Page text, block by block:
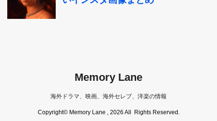
Memory Lane
海外ドラマ、映画、海外セレブ、洋楽の情報
Copyright© Memory Lane , 2026 All Rights Reserved.